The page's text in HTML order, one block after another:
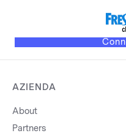
AZIENDA
About
Partners